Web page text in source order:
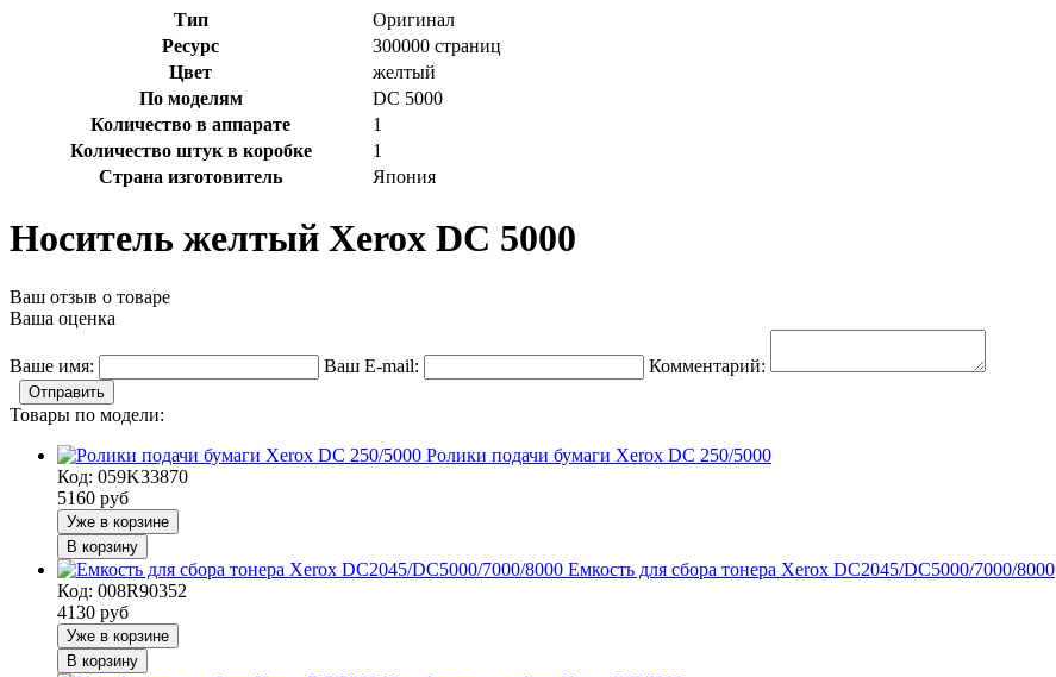
Тип
Оригинал
Ресурс
300000 страниц
Цвет
желтый
По моделям
DC 5000
Количество в аппарате
1
Количество штук в коробке
1
Страна изготовитель
Япония
Носитель желтый Xerox DC 5000
Ваш отзыв о товаре
Ваша оценка
Ваше имя: Ваш E-mail: Комментарий:
Отправить
Товары по модели:
Ролики подачи бумаги Xerox DC 250/5000
Код: 059K33870
5160 руб
Уже в корзине
В корзину
Емкость для сбора тонера Xerox DC2045/DC5000/7000/8000
Код: 008R90352
4130 руб
Уже в корзине
В корзину